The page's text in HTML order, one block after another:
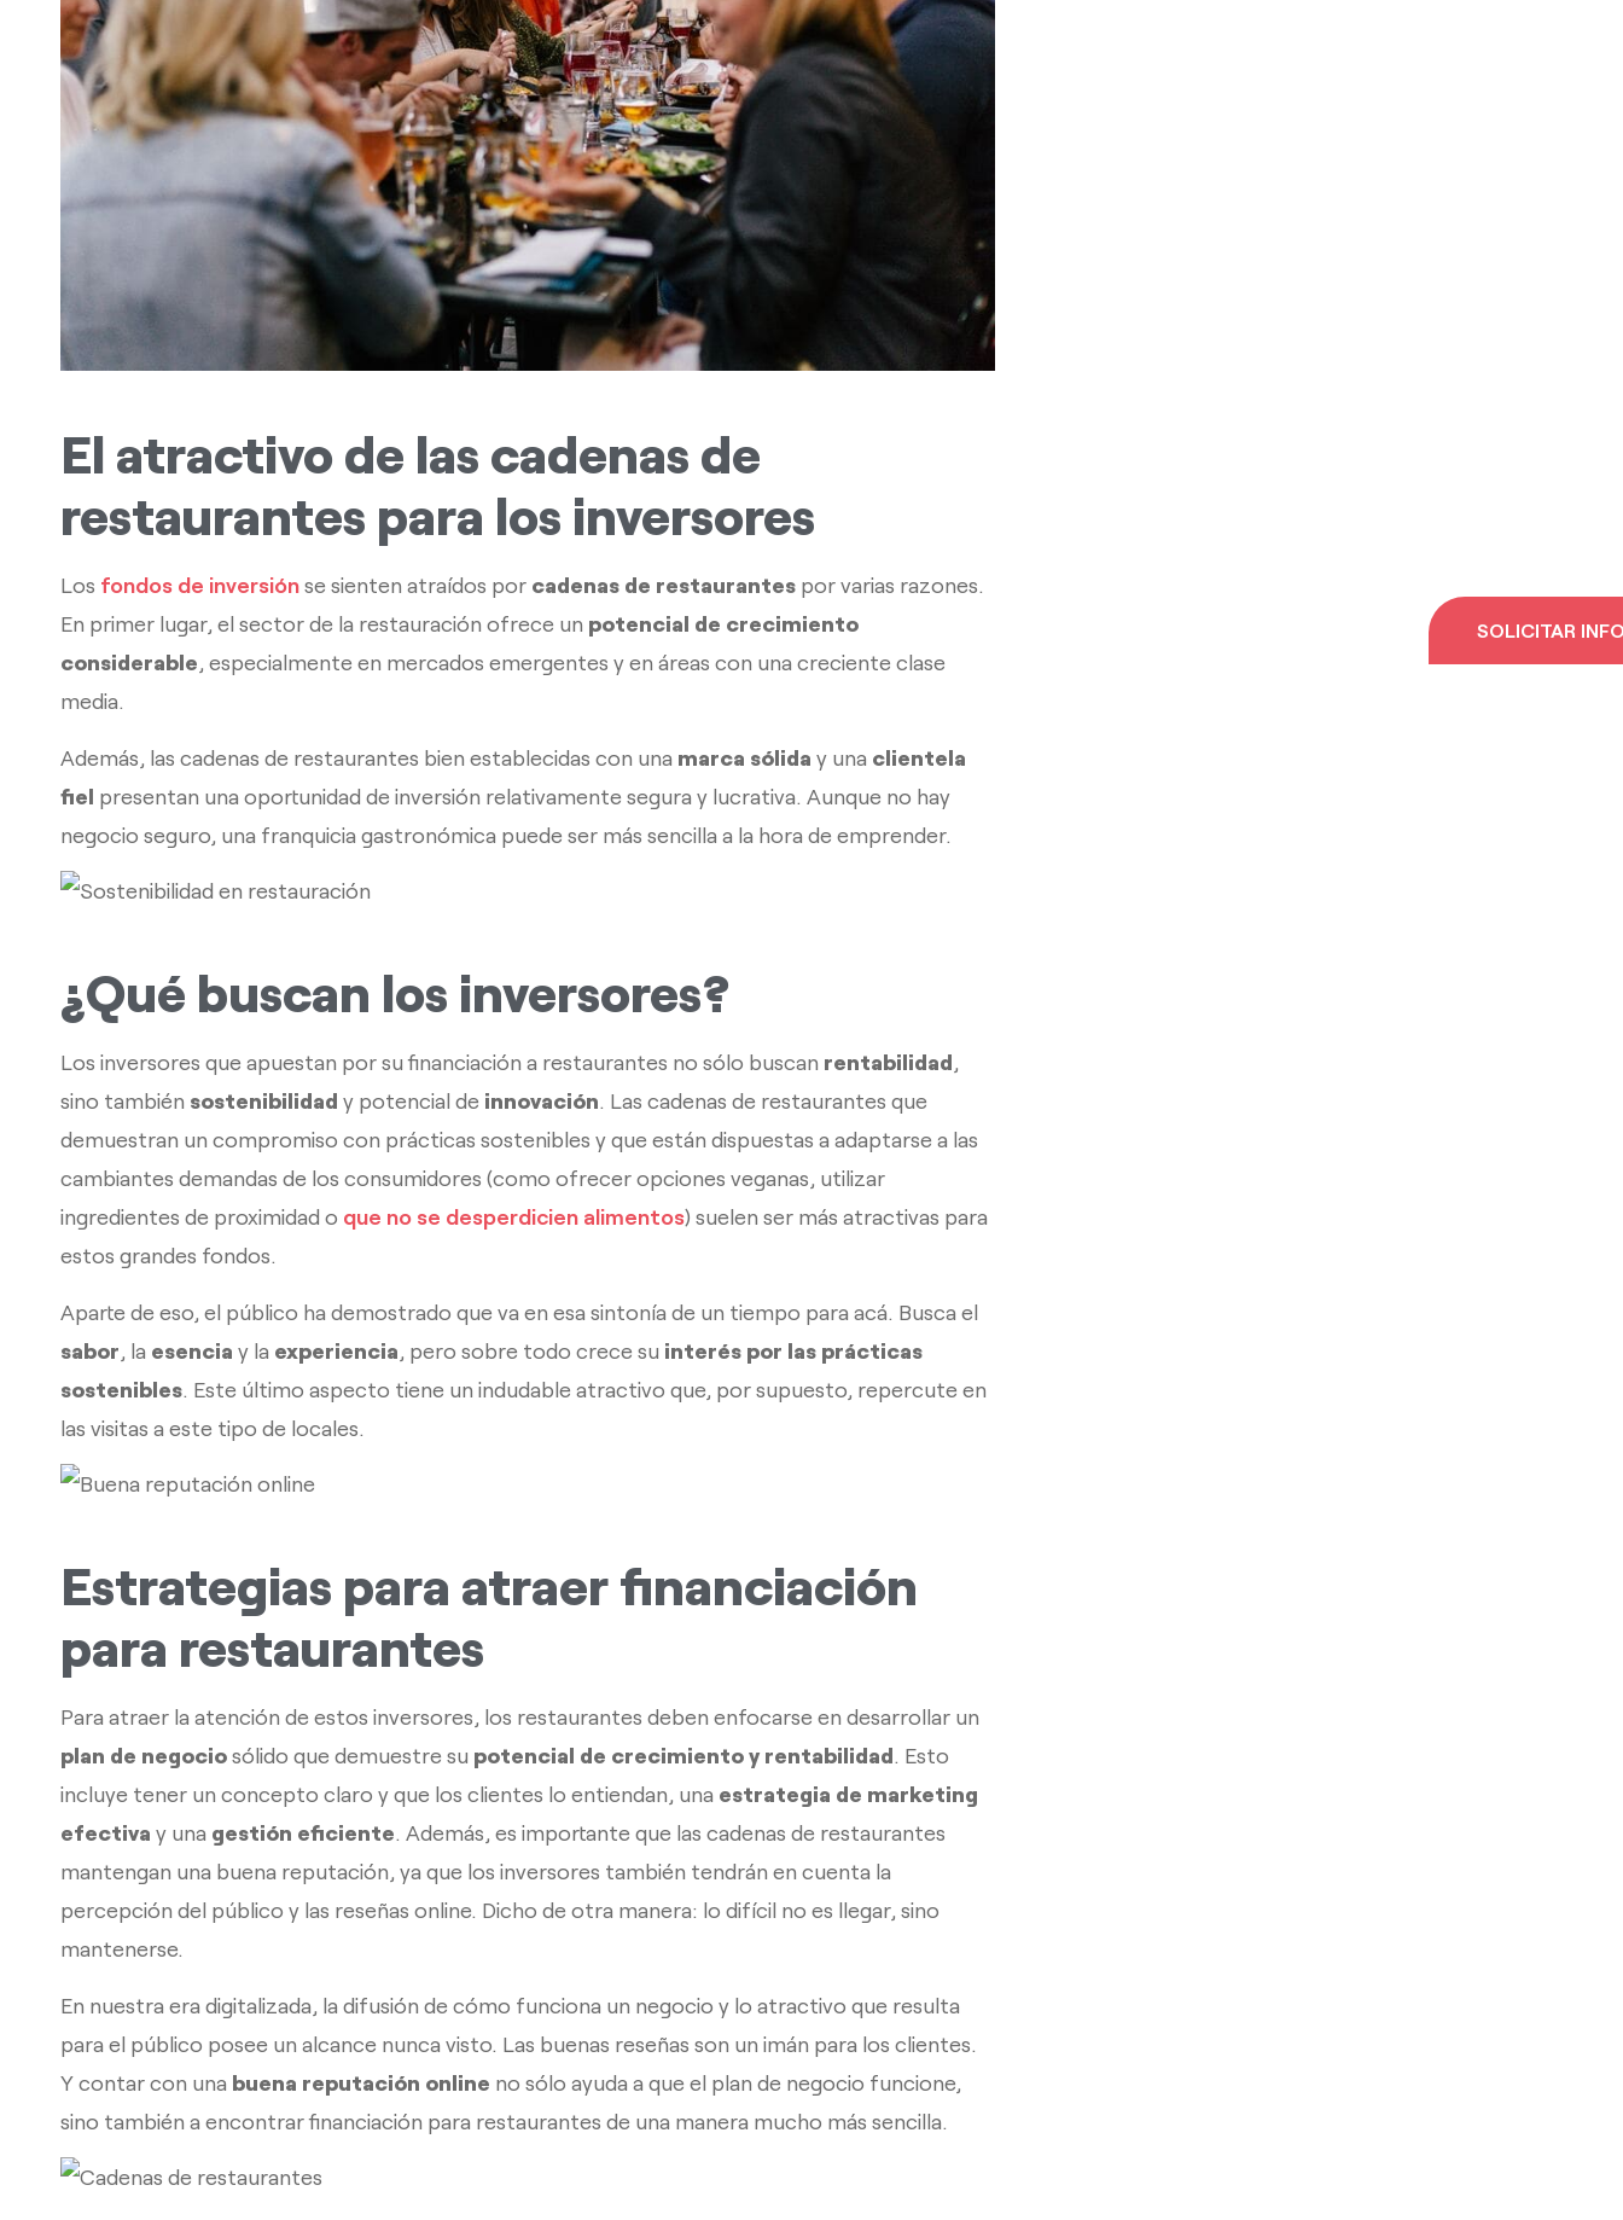
El atractivo de las cadenas de
restaurantes para los inversores
Los fondos de inversiónse sienten atraídos por cadenas de restaurantes por varias razones.
En primer lugar, el sector de la restauración ofrece un potencial de crecimiento
considerable, especialmente en mercados emergentes y en áreas con una creciente clase
media.
Además, las cadenas de restaurantes bien establecidas con una marca sólida y una clientela
fiel presentan una oportunidad de inversión relativamente segura y lucrativa. Aunque no hay
negocio seguro, una franquicia gastronómica puede ser más sencilla a la hora de emprender.
¿Qué buscan los inversores?
Los inversores que apuestan por su financiación a restaurantes no sólo buscan rentabilidad,
sino también sostenibilidad y potencial de innovación. Las cadenas de restaurantes que
demuestran un compromiso con prácticas sostenibles y que están dispuestas a adaptarse a las
cambiantes demandas de los consumidores (como ofrecer opciones veganas, utilizar
ingredientes de proximidad o que no se desperdicien alimentos) suelen ser más atractivas para
estos grandes fondos.
Aparte de eso, el público ha demostrado que va en esa sintonía de un tiempo para acá. Busca el
sabor, la esencia y la experiencia, pero sobre todo crece su interés por las prácticas
sostenibles. Este último aspecto tiene un indudable atractivo que, por supuesto, repercute en
las visitas a este tipo de locales.
Estrategias para atraer financiación
para restaurantes
Para atraer la atención de estos inversores, los restaurantes deben enfocarse en desarrollar un
plan de negociosólido que demuestre su potencial de crecimiento y rentabilidad. Esto
incluye tener un concepto claro y que los clientes lo entiendan, una estrategia de marketing
efectiva y una gestión eficiente. Además, es importante que las cadenas de restaurantes
mantengan una buena reputación, ya que los inversores también tendrán en cuenta la
percepción del público y las reseñas online. Dicho de otra manera: lo difícil no es llegar, sino
mantenerse.
En nuestra era digitalizada, la difusión de cómo funciona un negocio y lo atractivo que resulta
para el público posee un alcance nunca visto. Las buenas reseñas son un imán para los clientes.
Y contar con una buena reputación online no sólo ayuda a que el plan de negocio funcione,
sino también a encontrar financiación para restaurantes de una manera mucho más sencilla.
SOLICITAR